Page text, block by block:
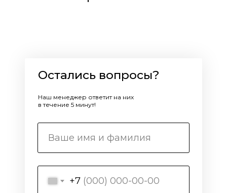
+7
Остались вопросы?
Наш менеджер ответит на них
в течение 5 минут!